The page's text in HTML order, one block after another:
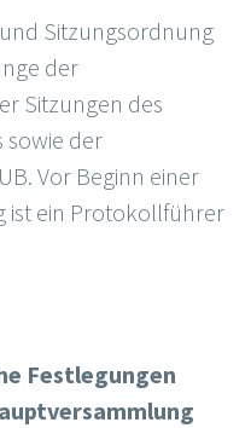
Sitzungsordnung
der
Sitzungen des
sowie der
Vor Beginn einer
ist ein Protokollführer
Festlegungen